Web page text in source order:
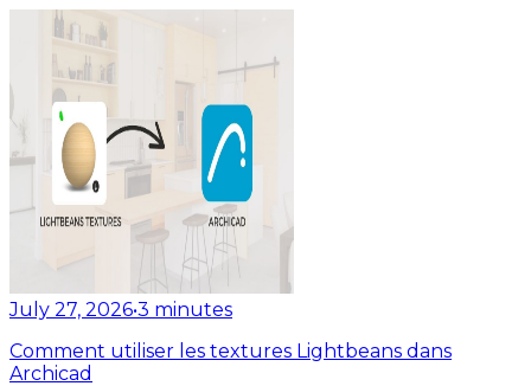
July 27, 2026•3 minutes
Comment utiliser les textures Lightbeans dans
Archicad